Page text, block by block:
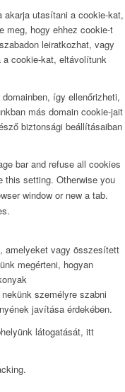
utasítani a cookie-kat,
meg, hogy ehhez cookie-t
leiratkozhat, vagy
cookie-kat, eltávolítunk
így ellenőrizheti,
más domain cookie-jait
biztonsági beállításaiban
bar and refuse all cookies
this setting. Otherwise you
window or new a tab.
amelyeket vagy összesített
megérteni, hogyan
személyre szabni
javítása érdekében.
látogatását, itt